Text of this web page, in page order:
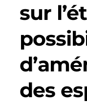
sur
des